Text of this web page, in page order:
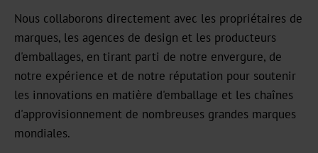
Métallisé
Standard
Graphical
OXN
Nous collaborons directement avec les propriétaires de
marques, les agences de design et les producteurs
d'emballages, en tirant parti de notre envergure, de
notre expérience et de notre réputation pour soutenir
les innovations en matière d'emballage et les chaînes
d'approvisionnement de nombreuses grandes marques
mondiales.